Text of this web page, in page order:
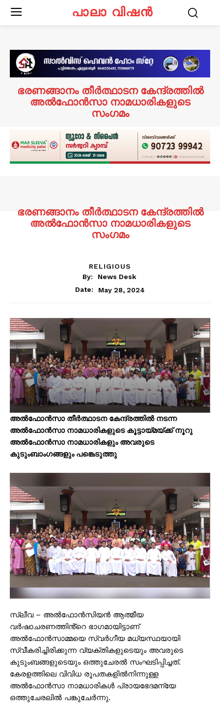
പാലാ വിഷൻ
ഭരണങ്ങാനം തീർത്ഥാടന കേന്ദ്രത്തിൽ
അൽഫോൻസാ നാമധാരികളുടെ
സംഗമം
ഭരണങ്ങാനം തീർത്ഥാടന കേന്ദ്രത്തിൽ
അൽഫോൻസാ നാമധാരികളുടെ
സംഗമം
RELIGIOUS
By:
News Desk
Date:
May 28, 2024
അൽഫോൻസാ തീർത്ഥാടന കേന്ദ്രത്തിൽ നടന്ന
അൽഫോൻസാ നാമധാരികളുടെ കൂട്ടായ്‌മയ്ക്ക് നൂറു
അൽഫോൻസാ നാമധാരികളും അവരുടെ
കുടുംബാംഗങ്ങളും പങ്കെടുത്തു
സ്ലീവ – അൽഫോൻസിയൻ ആത്മീയ
വർഷാചരണത്തിൻ്റെ ഭാഗമായിട്ടാണ്
അൽഫോൻസാമ്മയെ സ്വർഗീയ മധ്യസ്ഥയായി
സ്വീകരിച്ചിരിക്കുന്ന വ്യക്തികളുടെയും അവരുടെ
കുടുംബങ്ങളുടെയും ഒത്തുചേരൽ സംഘടിപ്പിച്ചത്.
കേരളത്തിലെ വിവിധ രൂപതകളിൽനിന്നുള്ള
അൽഫോൻസാ നാമധാരികൾ പ്രായഭേദമന്യേ
ഒത്തുചേരലിൽ പങ്കുചേർന്നു.